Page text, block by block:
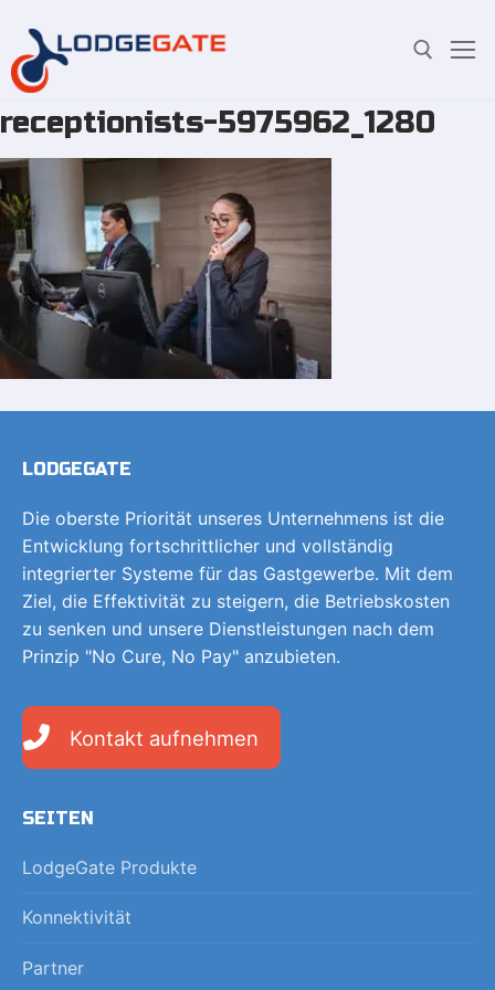
Zum
springen
receptionists-5975962_1280
LODGEGATE
Die oberste Priorität unseres Unternehmens ist die
Entwicklung fortschrittlicher und vollständig
integrierter Systeme für das Gastgewerbe. Mit dem
Ziel, die Effektivität zu steigern, die Betriebskosten
zu senken und unsere Dienstleistungen nach dem
Prinzip "No Cure, No Pay" anzubieten.
Kontakt aufnehmen
SEITEN
LodgeGate Produkte
Konnektivität
Partner